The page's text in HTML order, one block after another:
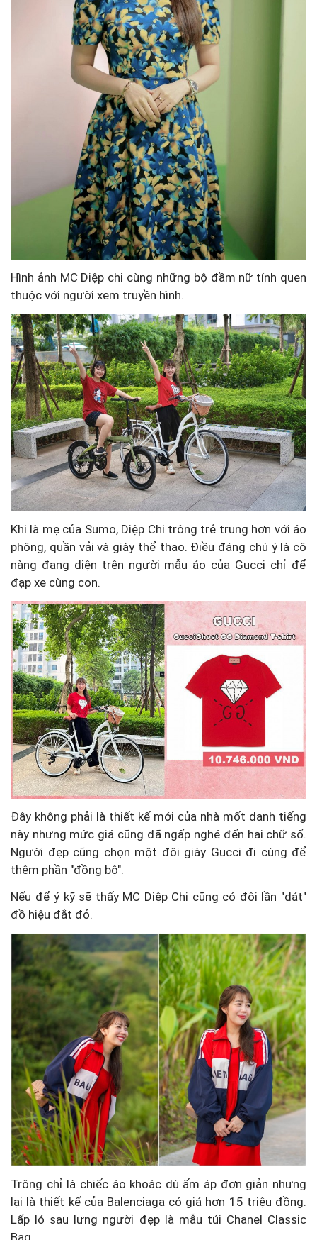
Hình ảnh MC Diệp chi cùng những bộ đầm nữ tính quen
thuộc với người xem truyền hình.
Khi là mẹ của Sumo, Diệp Chi trông trẻ trung hơn với áo
phông, quần vải và giày thể thao. Điều đáng chú ý là cô
nàng đang diện trên người mẫu áo của Gucci chỉ để
đạp xe cùng con.
Đây không phải là thiết kế mới của nhà mốt danh tiếng
này nhưng mức giá cũng đã ngấp nghé đến hai chữ số.
Người đẹp cũng chọn một đôi giày Gucci đi cùng để
thêm phần "đồng bộ".
Nếu để ý kỹ sẽ thấy MC Diệp Chi cũng có đôi lần "dát"
đồ hiệu đắt đỏ.
Trông chỉ là chiếc áo khoác dù ấm áp đơn giản nhưng
lại là thiết kế của Balenciaga có giá hơn 15 triệu đồng.
Lấp ló sau lưng người đẹp là mẫu túi Chanel Classic